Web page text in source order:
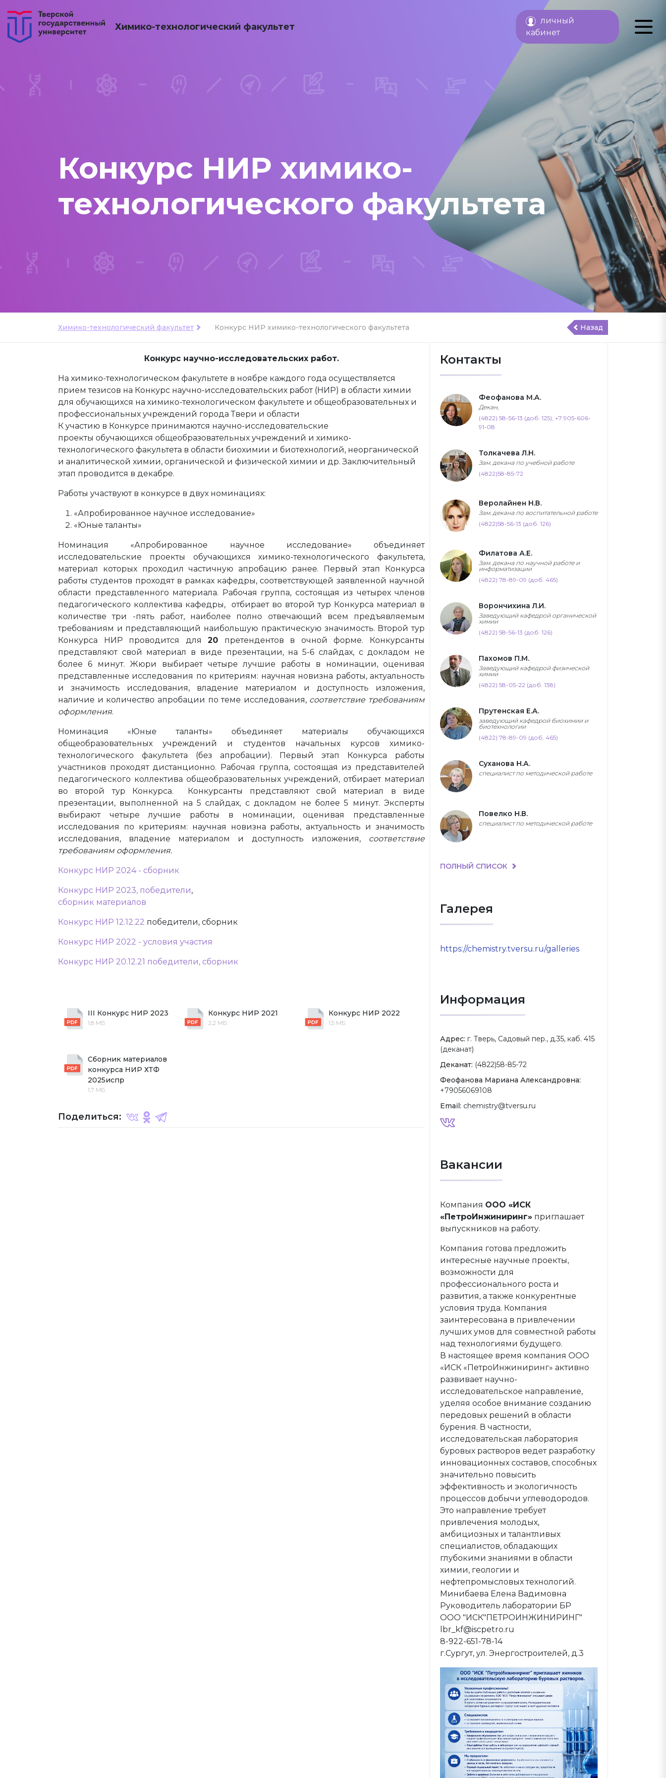
Химико-технологический факультет
личный
кабинет
Конкурс НИР химико-
технологического факультета
Химико-технологический факультет Конкурс НИР химико-технологического факультета Назад
Конкурс научно-исследовательских работ.
На химико-технологическом факультете в ноябре каждого года осуществляется
прием тезисов на Конкурс научно-исследовательских работ (НИР) в области химии
для обучающихся на химико-технологическом факультете и общеобразовательных и
профессиональных учреждений города Твери и области
К участию в Конкурсе принимаются научно-исследовательские
проекты обучающихся общеобразовательных учреждений и химико-
технологического факультета в области биохимии и биотехнологий, неорганической
и аналитической химии, органической и физической химии и др. Заключительный
этап проводится в декабре.
Работы участвуют в конкурсе в двух номинациях:
«Апробированное научное исследование»
«Юные таланты»
Номинация «Апробированное научное исследование» объединяет
исследовательские проекты обучающихся химико-технологического факультета,
материал которых проходил частичную апробацию ранее. Первый этап Конкурса
работы студентов проходят в рамках кафедры, соответствующей заявленной научной
области представленного материала. Рабочая группа, состоящая из четырех членов
педагогического коллектива кафедры, отбирает во второй тур Конкурса материал в
количестве три -пять работ, наиболее полно отвечающий всем предъявляемым
требованиям и представляющий наибольшую практическую значимость. Второй тур
Конкурса НИР проводится для20 претендентов в очной форме. Конкурсанты
представляют свой материал в виде презентации, на 5-6 слайдах, с докладом не
более 6 минут. Жюри выбирает четыре лучшие работы в номинации, оценивая
представленные исследования по критериям: научная новизна работы, актуальность
и значимость исследования, владение материалом и доступность изложения,
наличие и количество апробации по теме исследования, соответствие требованиям
оформления.
Номинация «Юные таланты» объединяет материалы обучающихся
общеобразовательных учреждений и студентов начальных курсов химико-
технологического факультета (без апробации). Первый этап Конкурса работы
участников проходят дистанционно. Рабочая группа, состоящая из представителей
педагогического коллектива общеобразовательных учреждений, отбирает материал
во второй тур Конкурса. Конкурсанты представляют свой материал в виде
презентации, выполненной на 5 слайдах, с докладом не более 5 минут. Эксперты
выбирают четыре лучшие работы в номинации, оценивая представленные
исследования по критериям: научная новизна работы, актуальность и значимость
исследования, владение материалом и доступность изложения, соответствие
требованиям оформления.
Конкурс НИР 2024 - сборник
Конкурс НИР 2023, победители,
сборник материалов
Конкурс НИР 12.12.22 победители, сборник
Конкурс НИР 2022 - условия участия
Конкурс НИР 20.12.21 победители, сборник
III Конкурс НИР 2023
1,8 МБ
Конкурс НИР 2021
2,2 МБ
Конкурс НИР 2022
1,5 МБ
Сборник материалов
конкурса НИР ХТФ
2025испр
1,7 МБ
Поделиться:
Контакты
Феофанова М.А.
Декан,
(4822) 58-56-13 (доб. 125), +7 905-606-
91-08
Толкачева Л.Н.
Зам. декана по учебной работе
(4822)58-85-72
Веролайнен Н.В.
Зам. декана по воспитательной работе
(4822)58-56-13 (доб. 126)
Филатова А.Е.
Зам. декана по научной работе и
информатизации
(4822) 78-89-09 (доб. 465)
Ворончихина Л.И.
Заведующий кафедрой органической
химии
(4822) 58-56-13 (доб. 126)
Пахомов П.М.
Заведующий кафедрой физической
химии
(4822) 58-05-22 (доб. 138)
Прутенская Е.А.
заведующий кафедрой биохимии и
биотехнологии
(4822) 78-89-09 (доб. 465)
Суханова Н.А.
специалист по методической работе
Повелко Н.В.
специалист по методической работе
ПОЛНЫЙ СПИСОК
Галерея
https://chemistry.tversu.ru/galleries
Информация
Адрес: г. Тверь, Садовый пер., д.35, каб. 415
(деканат)
Деканат: (4822)58-85-72
Феофанова Мариана Александровна:
+79056069108
Email: chemistry@tversu.ru
Вакансии
Компания ООО «ИСК
«ПетроИнжиниринг» приглашает
выпускников на работу.
Компания готова предложить
интересные научные проекты,
возможности для
профессионального роста и
развития, а также конкурентные
условия труда. Компания
заинтересована в привлечении
лучших умов для совместной работы
над технологиями будущего.
В настоящее время компания ООО
«ИСК «ПетроИнжиниринг» активно
развивает научно-
исследовательское направление,
уделяя особое внимание созданию
передовых решений в области
бурения. В частности,
исследовательская лаборатория
буровых растворов ведет разработку
инновационных составов, способных
значительно повысить
эффективность и экологичность
процессов добычи углеводородов.
Это направление требует
привлечения молодых,
амбициозных и талантливых
специалистов, обладающих
глубокими знаниями в области
химии, геологии и
нефтепромысловых технологий.
Минибаева Елена Вадимовна
Руководитель лаборатории БР
ООО "ИСК"ПЕТРОИНЖИНИРИНГ"
lbr_kf@iscpetro.ru
8-922-651-78-14
г.Сургут, ул. Энергостроителей, д.3